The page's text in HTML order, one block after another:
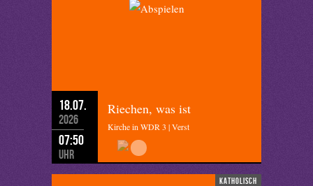
18.07.
2026
07:50
Uhr
Riechen, was ist
Kirche in WDR 3 | Verst
katholisch